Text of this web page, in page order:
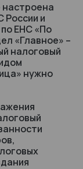
настроена
России и
ЕНС «По
«Главное» –
налоговый
нужно